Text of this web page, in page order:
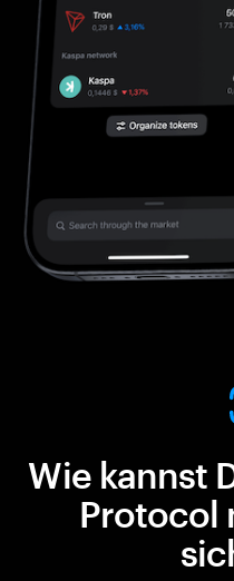
Wie kannst
Protocol